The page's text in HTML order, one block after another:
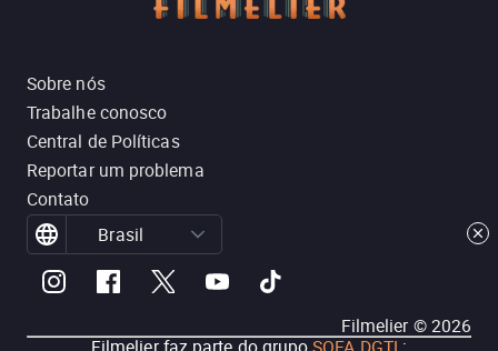
Sobre nós
Trabalhe conosco
Central de Políticas
Reportar um problema
Contato
Brasil
Filmelier ©2026